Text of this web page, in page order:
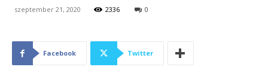
szeptember 21, 2020 2336 0
Facebook Twitter